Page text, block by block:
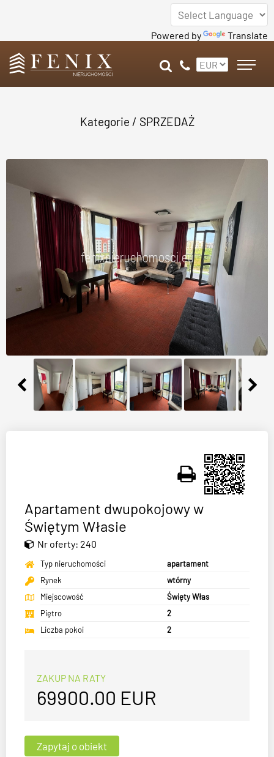
Powered by Translate
Kategorie / SPRZEDAŻ
Apartament dwupokojowy w
Świętym Własie
Nr oferty: 240
Typ nieruchomości
apartament
Rynek
wtórny
Miejscowość
Święty Włas
Piętro
2
Liczba pokoi
2
ZAKUP NA RATY
69900.00 EUR